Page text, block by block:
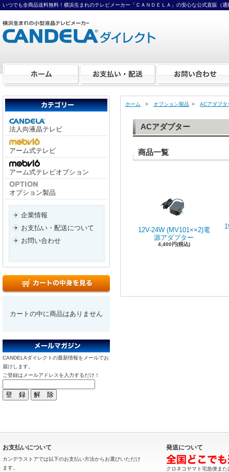
いつでも全商品送料無料！横浜生まれのテレビメーカー「ＣＡＮＤＥＬＡ」の安心な公式直販（通
法人向液晶テレビ
アーム式テレビ
アーム式テレビオプション
オプション製品
企業情報
お支払い・配送について
お問い合わせ
カートの中に商品はありません
CANDELAダイレクトの最新情報をメールでお
届けします。
ご登録はメールアドレスを入力するだけ！
ホーム > オプション製品 > ACアダプタ
ACアダプター
商品一覧
12V-24W (MV101××2)電
源アダプター
4,400円(税込)
お支払いについて
カンデラストアでは以下のお支払い方法からお選びいただけ
ます。
発送について
クロネコヤマト宅急便ま